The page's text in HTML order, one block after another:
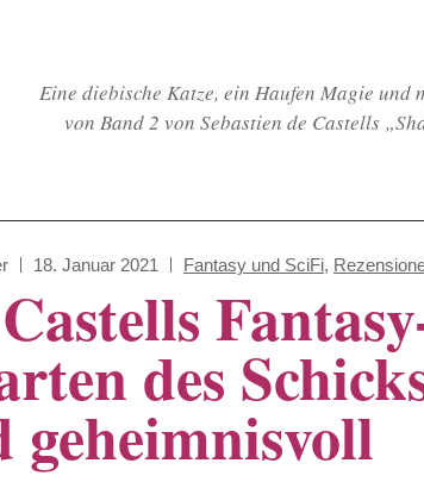
Eine diebische Katze, ein Haufen Magie und
von Band 2 von Sebastien de Castells
18. Januar 2021 Fantasy und SciFi,
des
geheimnisvoll